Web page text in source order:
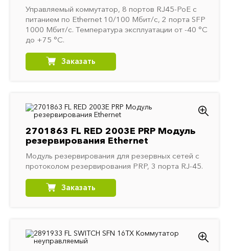
Управляемый коммутатор, 8 портов RJ45-PoE с
питанием по Ethernet 10/100 Мбит/с, 2 порта SFP
1000 Мбит/с. Температура эксплуатации от -40 °C
до +75 °C.
Заказать
2701863 FL RED 2003E PRP Модуль
резервирования Ethernet
Модуль резервирования для резервных сетей с
протоколом резервирования PRP, 3 порта RJ-45.
Заказать